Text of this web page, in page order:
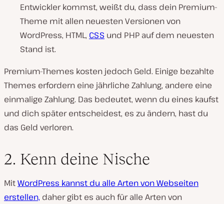
Entwickler kommst, weißt du, dass dein Premium-
Theme mit allen neuesten Versionen von
WordPress, HTML, CSS und PHP auf dem neuesten
Stand ist.
Premium-Themes kosten jedoch Geld. Einige bezahlte
Themes erfordern eine jährliche Zahlung, andere eine
einmalige Zahlung. Das bedeutet, wenn du eines kaufst
und dich später entscheidest, es zu ändern, hast du
das Geld verloren.
2. Kenn deine Nische
MitWordPress kannst du alle Arten von Webseiten
erstellen, daher gibt es auch für alle Arten von